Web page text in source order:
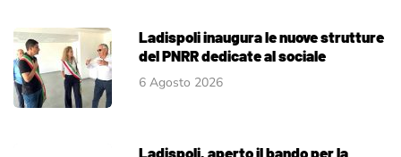
Ladispoli inaugura le nuove strutture
del PNRR dedicate al sociale
6 Agosto 2026
Ladispoli, aperto il bando per la